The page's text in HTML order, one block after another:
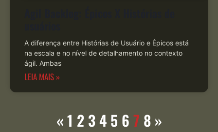
A diferença entre Histórias de Usuário e Épicos está
na escala e no nível de detalhamento no contexto
ágil. Ambas
LEIA MAIS »
« 1 2 34 5 6 7 8 »